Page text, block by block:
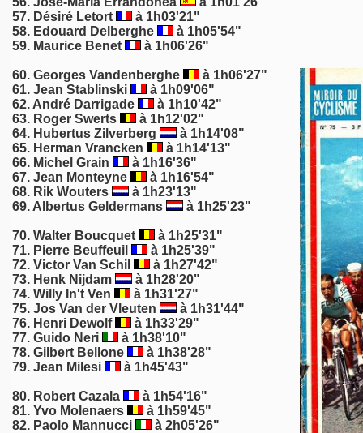
57. Désiré Letort
à 1h03'21"
58. Edouard Delberghe
à 1h05'54"
59. Maurice Benet
à 1h06'26"
60. Georges Vandenberghe
à 1h06'27"
61. Jean Stablinski
à 1h09'06"
62. André Darrigade
à 1h10'42"
63. Roger Swerts
à 1h12'02"
64. Hubertus Zilverberg
à 1h14'08"
65. Herman Vrancken
à 1h14'13"
66. Michel Grain
à 1h16'36"
67. Jean Monteyne
à 1h16'54"
68. Rik Wouters
à 1h23'13"
69. Albertus Geldermans à 1h25'23"
70. Walter Boucquet
à 1h25'31"
71. Pierre Beuffeuil
à 1h25'39"
72. Victor Van Schil
à 1h27'42"
73. Henk Nijdam
à 1h28'20"
74. Willy In't Ven
à 1h31'27"
75. Jos Van der Vleuten
à 1h31'44"
76. Henri Dewolf
à 1h33'29"
77. Guido Neri
à 1h38'10"
78. Gilbert Bellone
à 1h38'28"
79. Jean Milesi
à 1h45'43"
80. Robert Cazala
à 1h54'16"
81. Yvo Molenaers
à 1h59'45"
82. Paolo Mannucci
à 2h05'26"